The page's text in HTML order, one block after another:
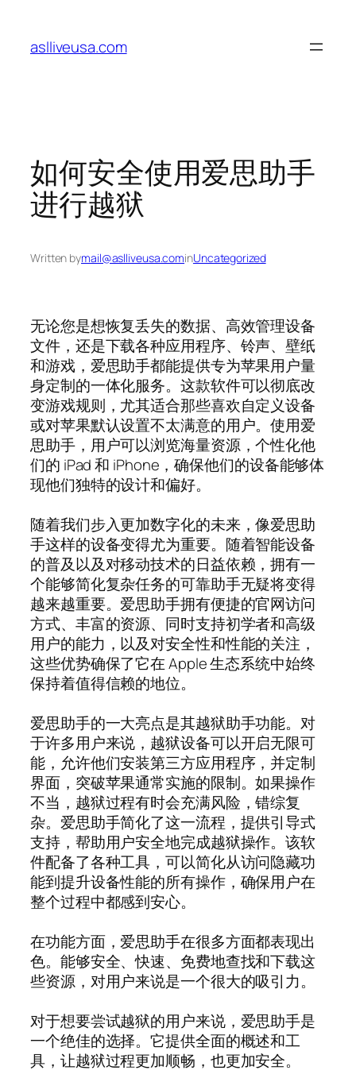
content
aslliveusa.com
如何安全使用爱思助手
进行越狱
Written bymail@aslliveusa.cominUncategorized
无论您是想恢复丢失的数据、高效管理设备
文件，还是下载各种应用程序、铃声、壁纸
和游戏，爱思助手都能提供专为苹果用户量
身定制的一体化服务。这款软件可以彻底改
变游戏规则，尤其适合那些喜欢自定义设备
或对苹果默认设置不太满意的用户。使用爱
思助手，用户可以浏览海量资源，个性化他
们的 iPad 和 iPhone，确保他们的设备能够体
现他们独特的设计和偏好。
随着我们步入更加数字化的未来，像爱思助
手这样的设备变得尤为重要。随着智能设备
的普及以及对移动技术的日益依赖，拥有一
个能够简化复杂任务的可靠助手无疑将变得
越来越重要。爱思助手拥有便捷的官网访问
方式、丰富的资源、同时支持初学者和高级
用户的能力，以及对安全性和性能的关注，
这些优势确保了它在 Apple 生态系统中始终
保持着值得信赖的地位。
爱思助手的一大亮点是其越狱助手功能。对
于许多用户来说，越狱设备可以开启无限可
能，允许他们安装第三方应用程序，并定制
界面，突破苹果通常实施的限制。如果操作
不当，越狱过程有时会充满风险，错综复
杂。爱思助手简化了这一流程，提供引导式
支持，帮助用户安全地完成越狱操作。该软
件配备了各种工具，可以简化从访问隐藏功
能到提升设备性能的所有操作，确保用户在
整个过程中都感到安心。
在功能方面，爱思助手在很多方面都表现出
色。能够安全、快速、免费地查找和下载这
些资源，对用户来说是一个很大的吸引力。
对于想要尝试越狱的用户来说，爱思助手是
一个绝佳的选择。它提供全面的概述和工
具，让越狱过程更加顺畅，也更加安全。